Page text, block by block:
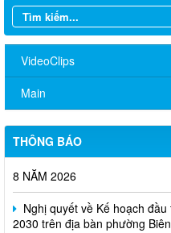
VideoClips
Main
THÔNG BÁO
Về việc đăng tải Báo cáo
nhiệm vụ đồ án quy hoạch
Biên Hòa, thành phố Đồng Nai
Thông báo kết quả kiểm tra
chức vòng 1; triệu tập thí sinh
viên chức Trung tâm Dịch vụ
THÔNG BÁO THÔNG TIN
8 NĂM 2026
Nghị quyết về Kế hoạch
2030 trên địa bàn phường